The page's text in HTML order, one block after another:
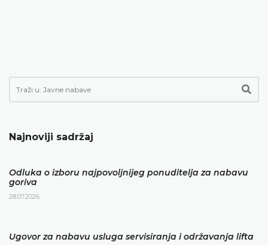
Najnoviji sadržaj
Odluka o izboru najpovoljnijeg ponuditelja za nabavu
goriva
28.07.2026.
Ugovor za nabavu usluga servisiranja i održavanja lifta